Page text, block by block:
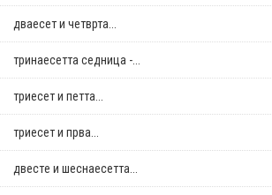
дваесет и четврта...
тринаесетта седница -...
триесет и петта...
триесет и прва...
двестe и шеснаесетта...